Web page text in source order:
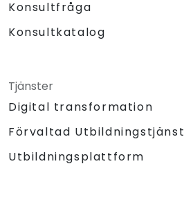
Konsultfråga
Konsultkatalog
Tjänster
Digital transformation
Förvaltad Utbildningstjänst
Utbildningsplattform